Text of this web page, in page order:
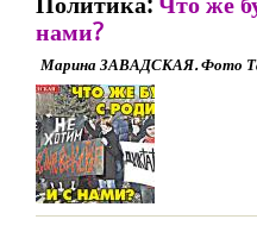
нами?
Марина ЗАВАДСКАЯ. Фото